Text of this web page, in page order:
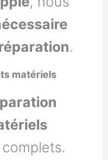
.
matériels